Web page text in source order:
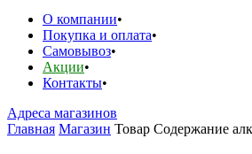
О компании
Покупка и оплата
Самовывоз
Акции
Контакты
Адреса магазинов
Главная Магазин Товар Содержание